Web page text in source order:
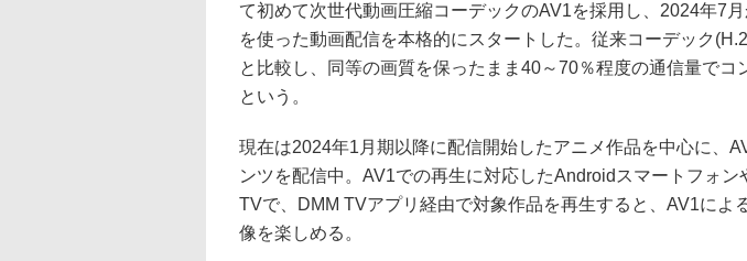
て初めて次世代動画圧縮コーデックのAV1を採用し、2024年7
を使った動画配信を本格的にスタートした。従来コーデック
と比較し、同等の画質を保ったまま40～70％程度の通信量でコ
という。
現在は2024年1月期以降に配信開始したアニメ作品を中心に、
ンツを配信中。AV1での再生に対応したAndroidスマートフォ
TVで、DMM TVアプリ経由で対象作品を再生すると、AV1によ
像を楽しめる。